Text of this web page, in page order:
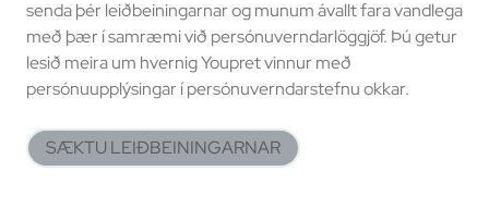
senda þér leiðbeiningarnar og munum ávallt fara vandlega
með þær í samræmi við persónuverndarlöggjöf. Þú getur
lesið meira um hvernig Youpret vinnur með
persónuupplýsingar í persónuverndarstefnu okkar.
SÆKTU LEIÐBEININGARNAR